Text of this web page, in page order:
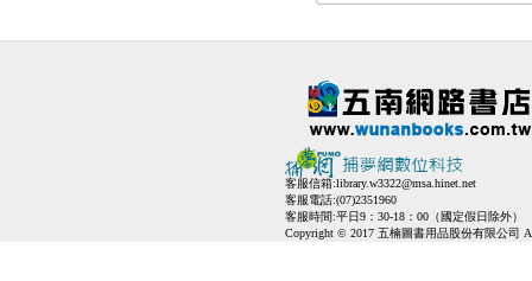
客服信箱:library.w3322@msa.hinet.net
客服電話:(07)2351960
客服時間:平日9：30-18：00（國定假日除外）
Copyright © 2017 五楠圖書用品股份有限公司